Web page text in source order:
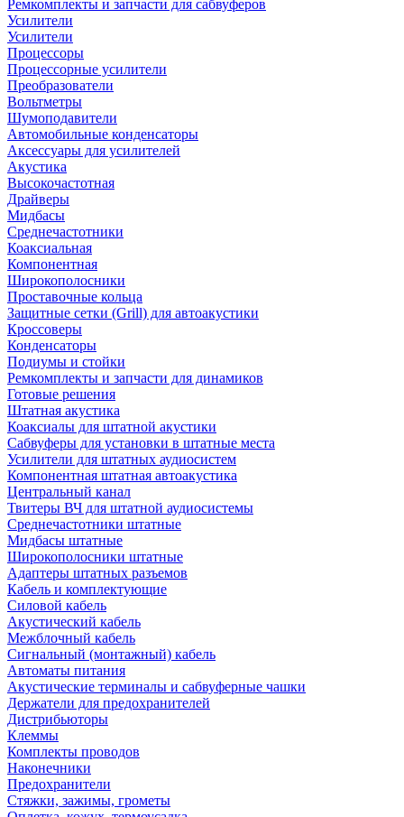
Ремкомплекты и запчасти для сабвуферов
Усилители
Усилители
Процессоры
Процессорные усилители
Преобразователи
Вольтметры
Шумоподавители
Автомобильные конденсаторы
Аксессуары для усилителей
Акустика
Высокочастотная
Драйверы
Мидбасы
Среднечастотники
Коаксиальная
Компонентная
Широкополосники
Проставочные кольца
Защитные сетки (Grill) для автоакустики
Кроссоверы
Конденсаторы
Подиумы и стойки
Ремкомплекты и запчасти для динамиков
Готовые решения
Штатная акустика
Коаксиалы для штатной акустики
Сабвуферы для установки в штатные места
Усилители для штатных аудиосистем
Компонентная штатная автоакустика
Центральный канал
Твитеры ВЧ для штатной аудиосистемы
Среднечастотники штатные
Мидбасы штатные
Широкополосники штатные
Адаптеры штатных разъемов
Кабель и комплектующие
Силовой кабель
Акустический кабель
Межблочный кабель
Сигнальный (монтажный) кабель
Автоматы питания
Акустические терминалы и сабвуферные чашки
Держатели для предохранителей
Дистрибьюторы
Клеммы
Комплекты проводов
Наконечники
Предохранители
Стяжки, зажимы, грометы